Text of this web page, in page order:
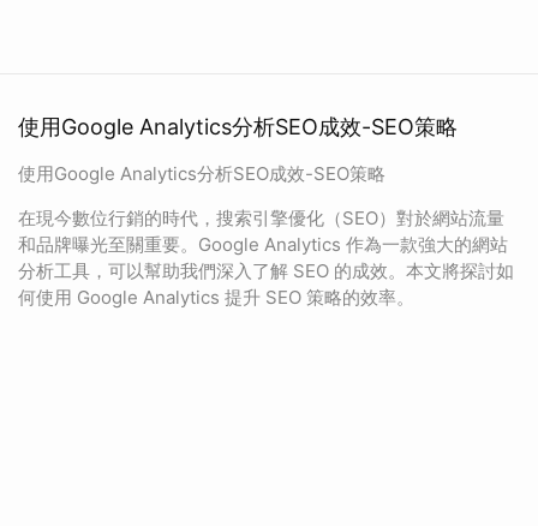
使用Google Analytics分析SEO成效-SEO策略
使用Google Analytics分析SEO成效-SEO策略
在現今數位行銷的時代，搜索引擎優化（SEO）對於網站流量
和品牌曝光至關重要。Google Analytics 作為一款強大的網站
分析工具，可以幫助我們深入了解 SEO 的成效。本文將探討如
何使用 Google Analytics 提升 SEO 策略的效率。